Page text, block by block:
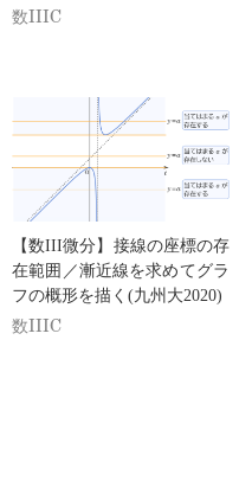
数IIIC
【数III微分】接線の座標の存
在範囲／漸近線を求めてグラ
フの概形を描く(九州大2020)
数IIIC